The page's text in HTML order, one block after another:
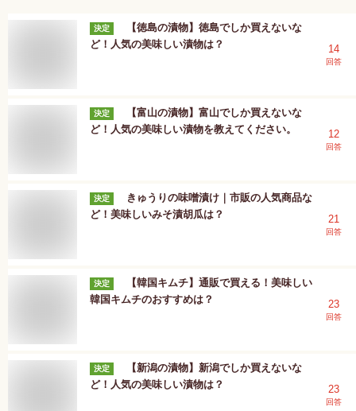
決定
【徳島の漬物】徳島でしか買えないな
ど！人気の美味しい漬物は？
14
回答
決定
【富山の漬物】富山でしか買えないな
ど！人気の美味しい漬物を教えてください。
12
回答
決定
きゅうりの味噌漬け｜市販の人気商品な
ど！美味しいみそ漬胡瓜は？
21
回答
決定
【韓国キムチ】通販で買える！美味しい
韓国キムチのおすすめは？
23
回答
決定
【新潟の漬物】新潟でしか買えないな
ど！人気の美味しい漬物は？
23
回答